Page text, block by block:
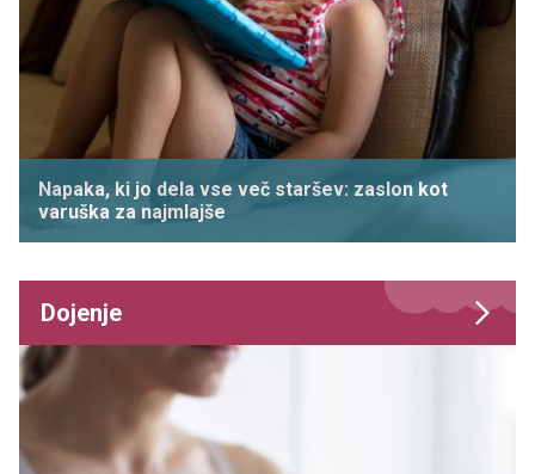
Napaka, ki jo dela vse več staršev: zaslon kot
varuška za najmlajše
Dojenje